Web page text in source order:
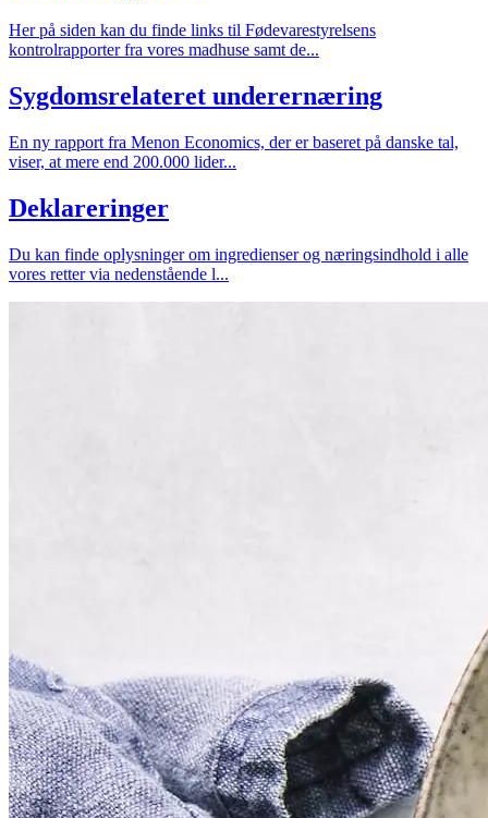
Her på siden kan du finde links til Fødevarestyrelsens
kontrolrapporter fra vores madhuse samt de...
Sygdomsrelateret underernæring
En ny rapport fra Menon Economics, der er baseret på danske tal,
viser, at mere end 200.000 lider...
Deklareringer
Du kan finde oplysninger om ingredienser og næringsindhold i alle
vores retter via nedenstående l...